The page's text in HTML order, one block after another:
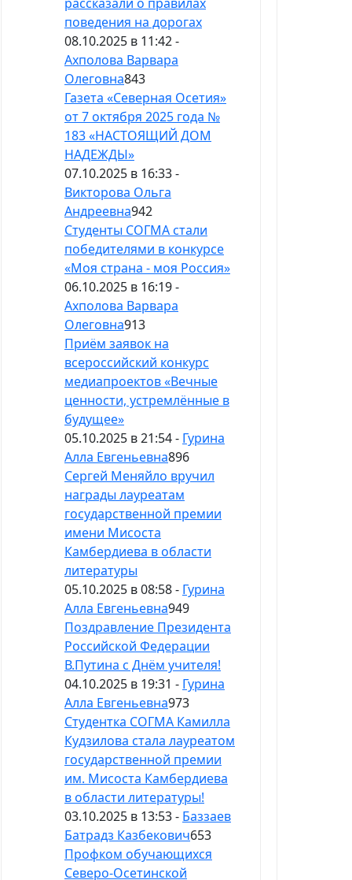
поведения на дорогах
08.10.2025 в 11:42 -
Ахполова Варвара
Олеговна843
Газета «Северная Осетия»
от 7 октября 2025 года №
183 «НАСТОЯЩИЙ ДОМ
НАДЕЖДЫ»
07.10.2025 в 16:33 -
Викторова Ольга
Андреевна942
Студенты СОГМА стали
победителями в конкурсе
«Моя страна - моя Россия»
06.10.2025 в 16:19 -
Ахполова Варвара
Олеговна913
Приём заявок на
всероссийский конкурс
медиапроектов «Вечные
ценности, устремлённые в
будущее»
05.10.2025 в 21:54 - Гурина
Алла Евгеньевна896
Сергей Меняйло вручил
награды лауреатам
государственной премии
имени Мисоста
Камбердиева в области
литературы
05.10.2025 в 08:58 - Гурина
Алла Евгеньевна949
Поздравление Президента
Российской Федерации
В.Путина с Днём учителя!
04.10.2025 в 19:31 - Гурина
Алла Евгеньевна973
Студентка СОГМА Камилла
Кудзилова стала лауреатом
государственной премии
им. Мисоста Камбердиева
в области литературы!
03.10.2025 в 13:53 - Баззаев
Батрадз Казбекович653
Профком обучающихся
Северо-Осетинской